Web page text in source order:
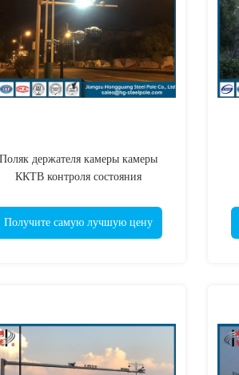
Поляк держателя камеры камеры
ККТВ контроля состояния
Получите самую лучшую цену